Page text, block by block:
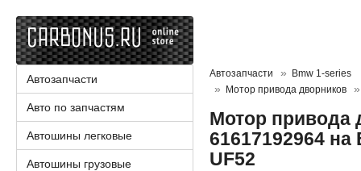
Автозапчасти
Bmw 1-series
Мотор привода дворников
Мотор привода
61617192964 на
UF52
Автозапчасти
Авто по запчастям
Автошины легковые
Автошины грузовые